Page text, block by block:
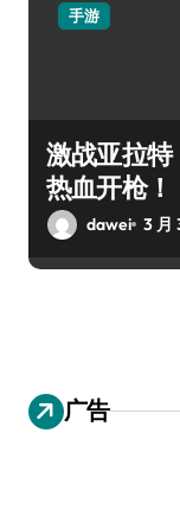
手游
激战亚拉
热血开枪！
dawei 3 月
广告